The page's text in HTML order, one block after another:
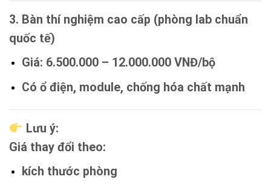
3. Bàn thí nghiệm cao cấp (phòng lab chuẩn
quốc tế)
Giá: 6.500.000 – 12.000.000 VNĐ/bộ
Có ổ điện, module, chống hóa chất mạnh
Lưu ý:
Giá thay đổi theo:
kích thước phòng